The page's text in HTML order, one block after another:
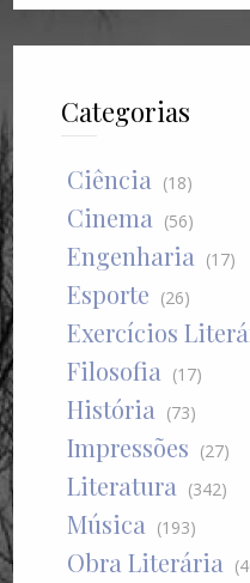
Categorias
Ciência (18)
Cinema (56)
Engenharia (17)
Esporte (26)
Exercícios
Filosofia (17)
História (73)
Impressões (27)
Literatura (342)
Música (193)
Obra Literária